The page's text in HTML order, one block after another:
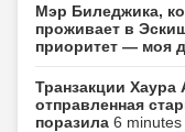
Мэр Биледжика,
проживает в
приоритет — моя
Транзакции Хаура
отправленная
поразила 6 minutes